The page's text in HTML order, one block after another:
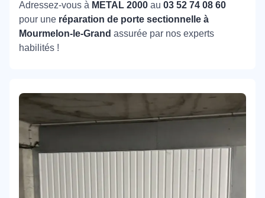
Adressez-vous à METAL 2000 au 03 52 74 08 60
pour une réparation de porte sectionnelle à
Mourmelon-le-Grand assurée par nos experts
habilités !